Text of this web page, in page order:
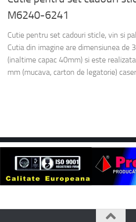
M6240-6241
Cutie pentru set cadouri sticle, vin si
Cutia din imagine are dimensiunea de
(inaltime capac 40mm) si este
mm (mucava, carton de legatorie)